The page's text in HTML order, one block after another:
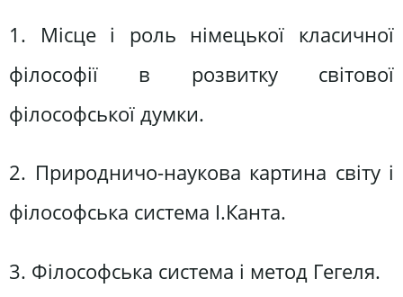
1. Місце і роль німецької класичної
філософії в розвитку світової
філософської думки.
2. Природничо-наукова картина світу і
філософська система І.Канта.
3. Філософська система і метод Гегеля.